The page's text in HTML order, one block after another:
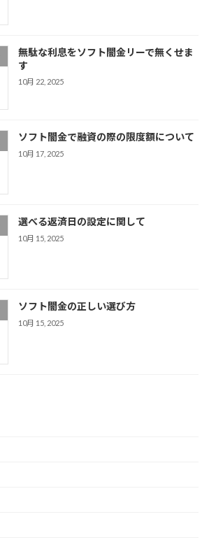
無駄な利息をソフト闇金リーで無くせま
す
10月 22, 2025
ソフト闇金で融資の際の限度額について
10月 17, 2025
選べる返済日の設定に関して
10月 15, 2025
ソフト闇金の正しい選び方
10月 15, 2025